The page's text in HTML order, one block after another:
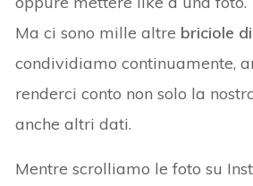
Ma ci sono mille altre briciole
condividiamo continuamente,
renderci conto non solo la
anche altri dati.
Mentre scrolliamo le foto su